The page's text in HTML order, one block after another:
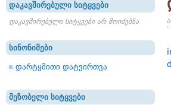
დაკავშირებული სიტყვები
დაკავშირებული სიტყვები არ მოიძებნა
სინონიმები
დარტყმითი დატვირთვა
მეზობელი სიტყვები